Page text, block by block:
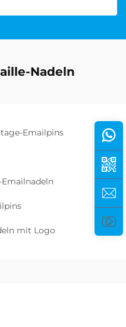
Nadeln
Emailpins
mit Logo